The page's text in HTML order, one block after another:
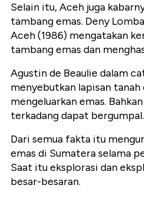
Selain itu, Aceh juga
tambang emas. Deny
Aceh (1986) mengatakan
tambang emas dan
Agustin de Beaulie dalam
menyebutkan lapisan tanah
mengeluarkan emas.
terkadang dapat bergumpal.
Dari semua fakta itu
emas di Sumatera selama
Saat itu eksplorasi dan
besar-besaran.